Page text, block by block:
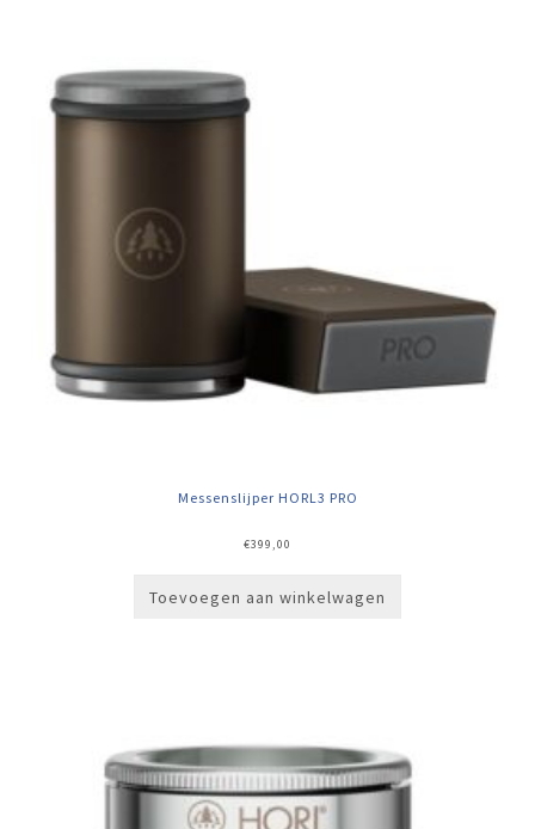
Messenslijper HORL3 PRO
€399,00
Toevoegen aan winkelwagen